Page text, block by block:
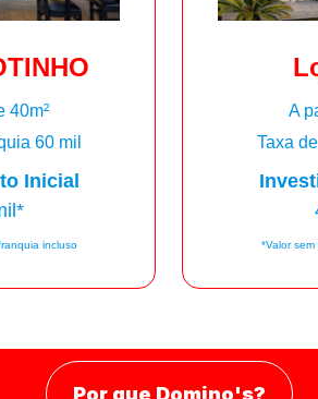
40m²
60 mil
Inicial
incluso
A
Taxa
*Valor
Por que Domino's?